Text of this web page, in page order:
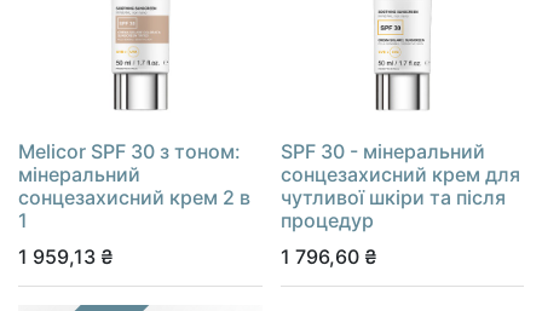
Melicor SPF 30 з тоном:
мінеральний
сонцезахисний крем 2 в
1
1 959,13 ₴
SPF 30 - мінеральний
сонцезахисний крем для
чутливої шкіри та після
процедур
1 796,60₴